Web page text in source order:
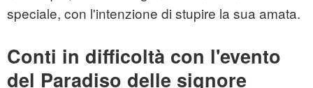
speciale, con l'intenzione di stupire la sua amata.
Conti in difficoltà con l'evento
del Paradiso delle signore